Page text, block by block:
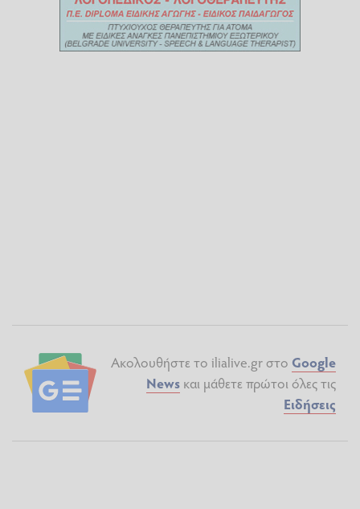
Ακολουθήστε το ilialive.gr στο Google
News και μάθετε πρώτοι όλες τις
Ειδήσεις